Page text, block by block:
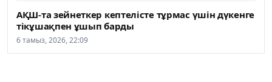
АҚШ-та зейнеткер кептелісте тұрмас үшін дүкенге
тікұшақпен ұшып барды
6 тамыз, 2026, 22:09